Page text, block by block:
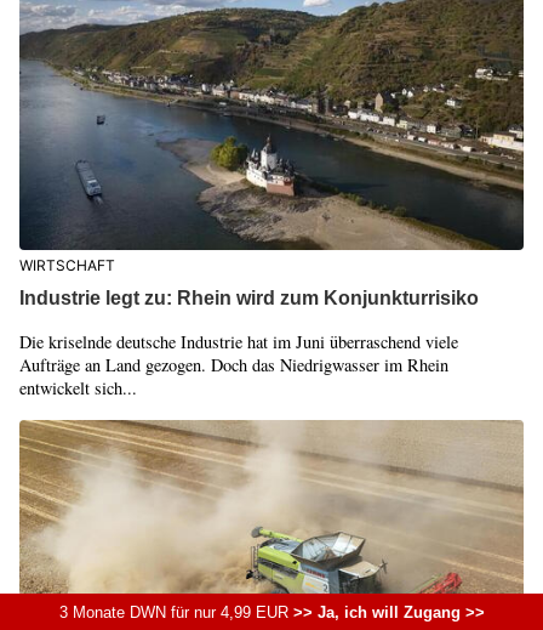
WIRTSCHAFT
Industrie legt zu: Rhein wird zum Konjunkturrisiko
Die kriselnde deutsche Industrie hat im Juni überraschend viele
Aufträge an Land gezogen. Doch das Niedrigwasser im Rhein
entwickelt sich...
3 Monate DWN für nur 4,99 EUR>> Ja, ich will Zugang >>